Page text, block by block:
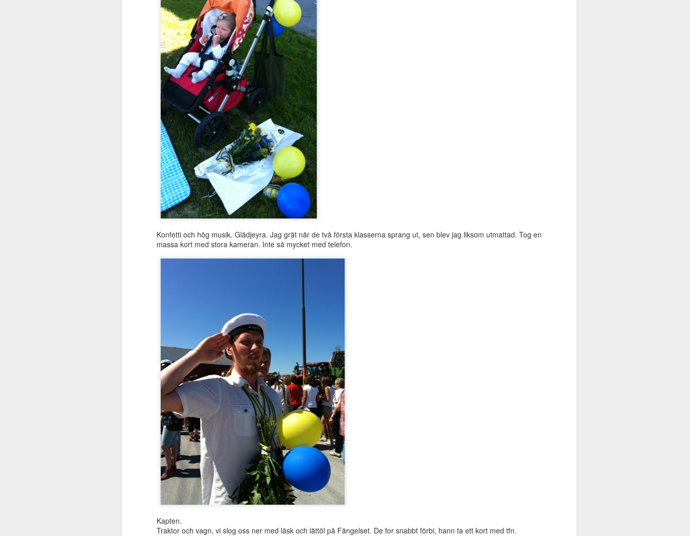
Konfetti och hög musik. Glädjeyra. Jag grät när de två första klasserna sprang ut, sen blev jag liksom utmattad. Tog en
massa kort med stora kameran. Inte så mycket med telefon.
Kapten.
Traktor och vagn, vi slog oss ner med läsk och lättöl på Fängelset. De for snabbt förbi, hann ta ett kort med tfn.
Och så är hon pappig också. Och jag är sotis ;) Visst är hon glad och leker mellan varven. Men det är rätt korta varv
ibland!
Hoppas den glada ungen kommer tillbaka i längre perioder snart!